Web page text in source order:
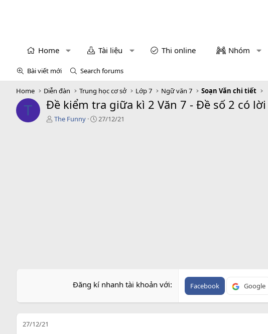
Home Tài liệu Thi online Nhóm
Bài viết mới Search forums
Home Diễn đàn Trung học cơ sở Lớp 7 Ngữ văn 7 Soạn Văn chi tiết
T Đề kiểm tra giữa kì 2 Văn 7 - Đề số 2 có
T
The Funny
C
27/12/21
Đăng kí nhanh tài khoản với Facebook Google
27/12/21